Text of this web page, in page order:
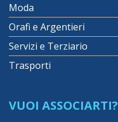
Moda
Orafi e Argentieri
Servizi e Terziario
Trasporti
VUOI ASSOCIARTI?